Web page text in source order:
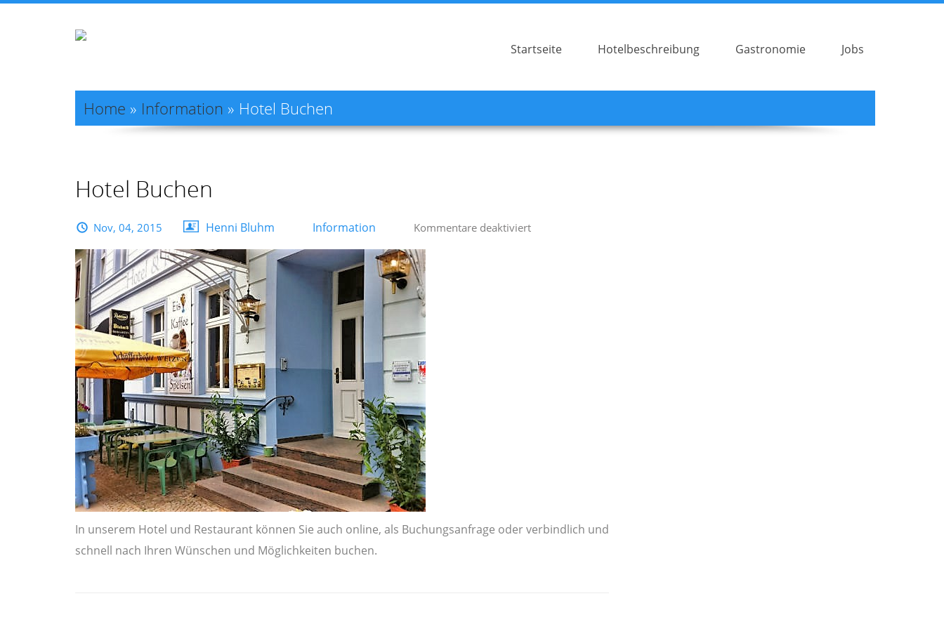
Startseite Hotelbeschreibung Gastronomie Jobs
Home » Information » Hotel Buchen
Hotel Buchen
Nov, 04, 2015 Henni Bluhm Information Kommentare deaktiviertfür
In unserem Hotel und Restaurant können Sie auch online, als Buchungsanfrage oder verbindlich und
schnell nach Ihren Wünschen und Möglichkeiten buchen.